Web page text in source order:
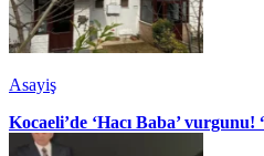
Asayiş
Kocaeli’de ‘Hacı Baba’ vurgunu!